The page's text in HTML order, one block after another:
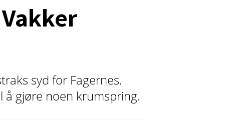
syd for Fagernes.
gjøre noen krumspring.